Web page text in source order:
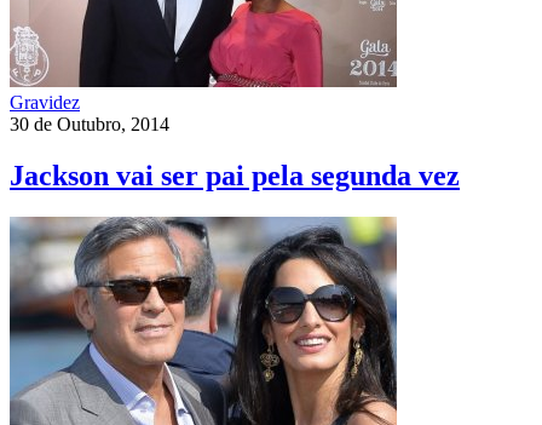
Gravidez
30 de Outubro, 2014
Jackson vai ser pai pela segunda vez